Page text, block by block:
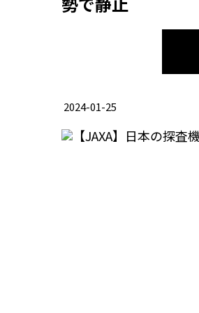
2024-01-25